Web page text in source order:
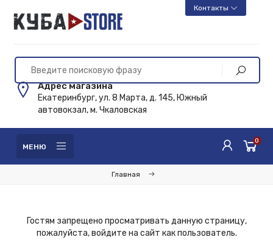
Контакты
Адрес магазина
Екатеринбург, ул. 8 Марта, д. 145, Южный
автовокзал, м. Чкаловская
МЕНЮ
0
Главная
Гостям запрещено просматривать данную страницу,
пожалуйста, войдите на сайт как пользователь.